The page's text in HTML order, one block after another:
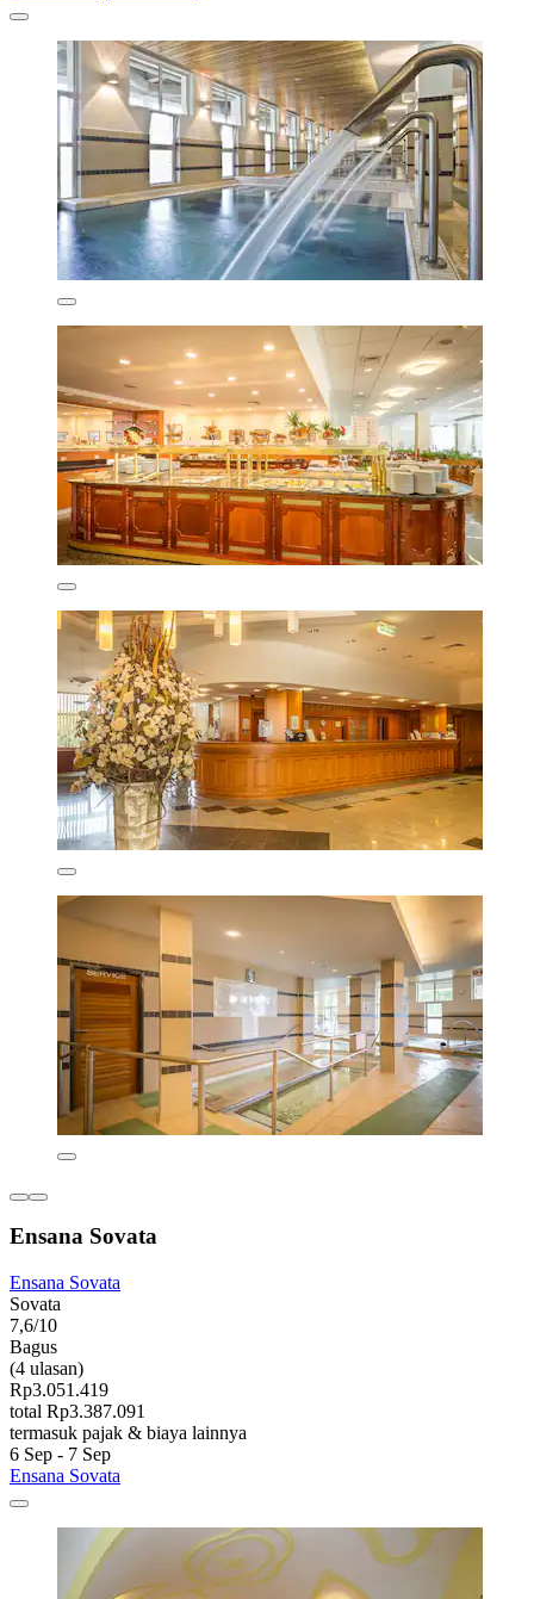
Ensana Sovata
Ensana Sovata
Sovata
7,6/10
Bagus
(4 ulasan)
Rp3.051.419
total Rp3.387.091
termasuk pajak & biaya lainnya
6 Sep - 7 Sep
Ensana Sovata